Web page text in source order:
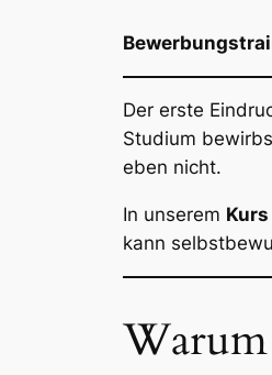
Der erste
Studium
eben nicht.
In unserem
kann